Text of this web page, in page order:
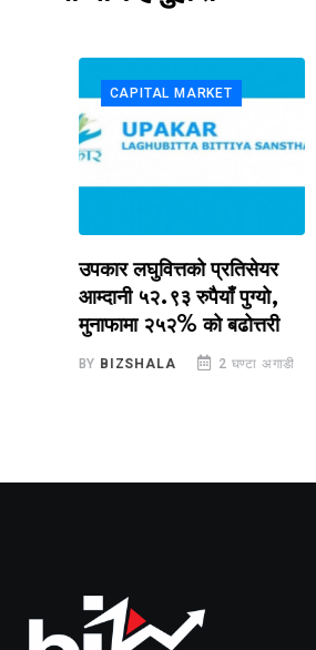
CAPITAL MARKET
उपकार लघुवित्तको प्रतिसेयर
आम्दानी ५२.९३ रुपैयाँ पुग्यो,
मुनाफामा २५२% को बढोत्तरी
BIZSHALA 2 घण्टा अगाडी